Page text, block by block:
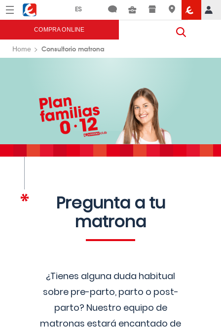
Menú Eroski
COMPRA ONLINE
Home Consultorio matrona
Pregunta a tu
matrona
¿Tienes alguna duda habitual
sobre pre-parto, parto o post-
parto? Nuestro equipo de
matronas estará encantado de